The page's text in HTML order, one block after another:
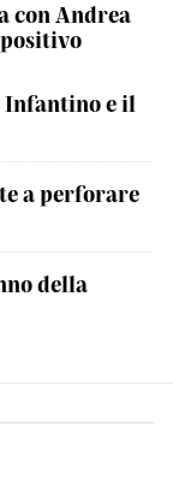
con Andrea
Infantino e il
a perforare
della